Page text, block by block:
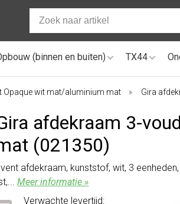
(binnen en buiten) TX44
Opaque wit mat/aluminium mat Gira
afdekraam 3-
(021350)
afdekraam, kunststof, wit, 3
Meer informatie »
Verwachte levertijd: